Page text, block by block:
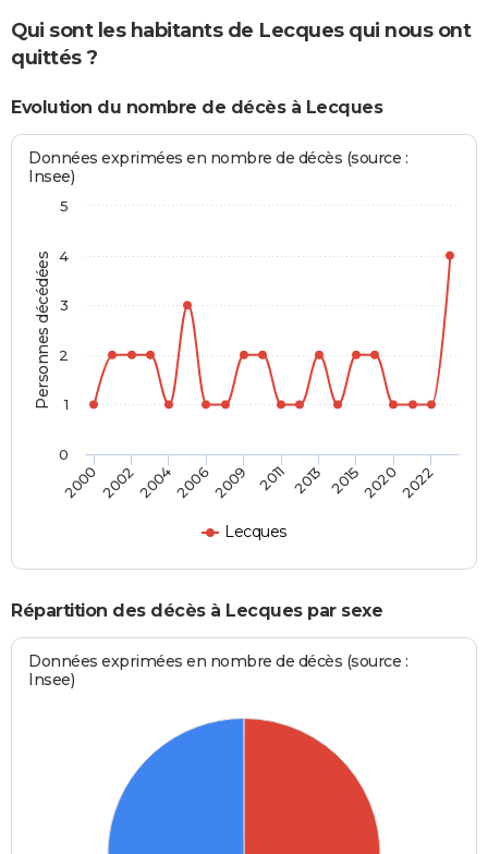
Qui sont les habitants de Lecques qui nous ont
quittés ?
Evolution du nombre de décès à Lecques
Personnes décédées
Données exprimées en nombre de décès (source :
Insee)
Lecques
20002002200420062009 2011 2013 201520202022
0
1
2
3
4
5
Répartition des décès à Lecques par sexe
Données exprimées en nombre de décès (source :
Insee)